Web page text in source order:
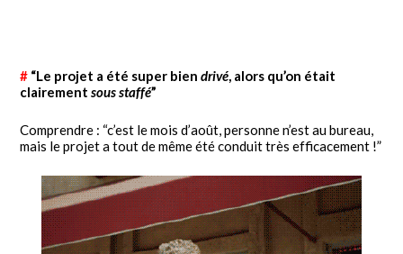
# “Le projet a été super biendrivé, alors qu’on était
clairementsous staffé”
Comprendre : “c’est le mois d’août, personne n’est au bureau,
mais le projet a tout de même été conduit très efficacement !”